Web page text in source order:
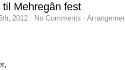
til Mehregân fest
2012 · No Comments ·